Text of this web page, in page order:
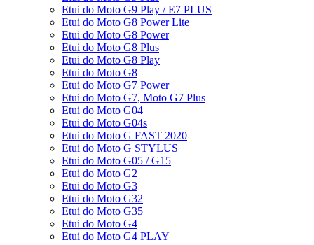
Etui do Moto G9 Play / E7 PLUS
Etui do Moto G8 Power Lite
Etui do Moto G8 Power
Etui do Moto G8 Plus
Etui do Moto G8 Play
Etui do Moto G8
Etui do Moto G7 Power
Etui do Moto G7, Moto G7 Plus
Etui do Moto G04
Etui do Moto G04s
Etui do Moto G FAST 2020
Etui do Moto G STYLUS
Etui do Moto G05 / G15
Etui do Moto G2
Etui do Moto G3
Etui do Moto G32
Etui do Moto G35
Etui do Moto G4
Etui do Moto G4 PLAY